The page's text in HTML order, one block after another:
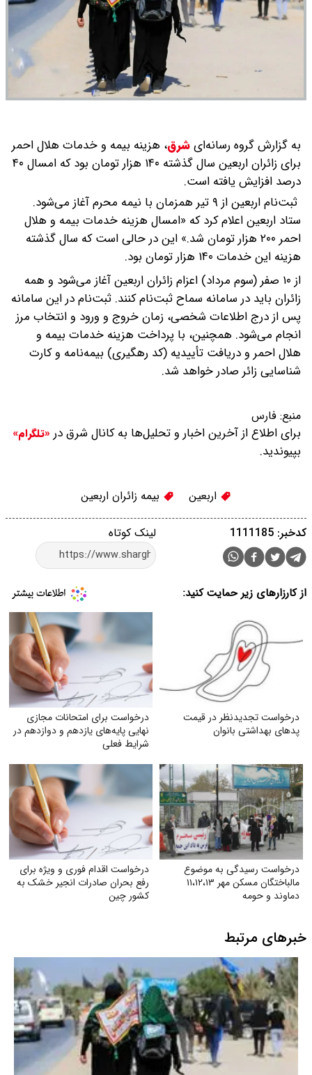
به گزارش گروه رسانه‌ایشرق، هزینه بیمه و خدمات هلال احمر
برای زائران اربعین سال گذشته ۱۴۰ هزار تومان بود که امسال ۴۰
درصد افزایش یافته است.
ثبت‌نام اربعین از ۹ تیر همزمان با نیمه محرم آغاز می‌شود.
ستاد اربعین اعلام کرد که «امسال هزینه خدمات بیمه و هلال
احمر ۲۰۰ هزار تومان شد.» این در حالی است که سال گذشته
هزینه این خدمات ۱۴۰ هزار تومان بود.
از ۱۰ صفر (سوم مرداد) اعزام زائران اربعین آغاز می‌شود و همه
زائران باید در سامانه سماح ثبت‌نام کنند. ثبت‌نام در این سامانه
پس از درج اطلاعات شخصی، زمان خروج و ورود و انتخاب مرز
انجام می‌شود. همچنین، با پرداخت هزینه خدمات بیمه و
هلال احمر و دریافت تأییدیه (کد رهگیری) بیمه‌نامه و کارت
شناسایی زائر صادر خواهد شد.
منبع: فارس
برای اطلاع از آخرین اخبار و تحلیل‌ها به کانال شرق در «تلگرام»
بپیوندید.
اربعین بیمه زائران اربعین
لینک کوتاه کدخبر: 1111185
از کارزارهای زیر حمایت کنید:
درخواست تجدیدنظر در قیمت
پدهای بهداشتی بانوان
درخواست برای امتحانات مجازی
نهایی پایه‌های یازدهم و دوازدهم در
شرایط فعلی
درخواست رسیدگی به موضوع
مالباختگان مسکن مهر ۱۱،۱۲،۱۳
دماوند و حومه
درخواست اقدام فوری و ویژه برای
رفع بحران صادرات انجیر خشک به
کشور چین
خبرهای مرتبط